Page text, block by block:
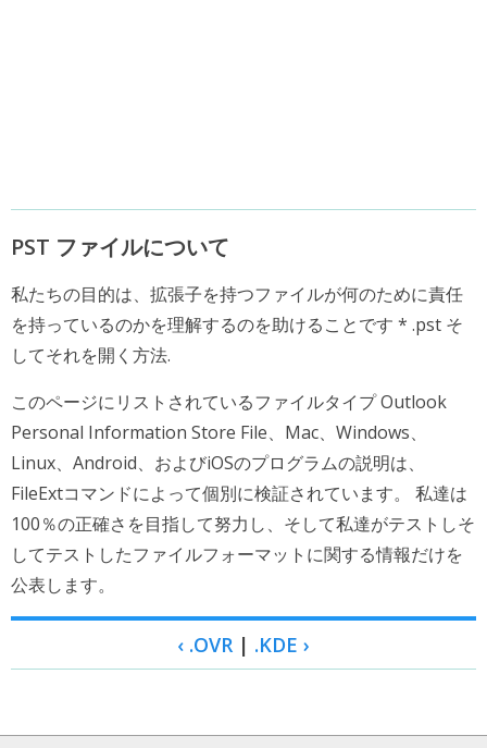
PST ファイルについて
私たちの目的は、拡張子を持つファイルが何のために責任
を持っているのかを理解するのを助けることです * .pst そ
してそれを開く方法.
このページにリストされているファイルタイプ Outlook
Personal Information Store File、Mac、Windows、
Linux、Android、およびiOSのプログラムの説明は、
FileExtコマンドによって個別に検証されています。 私達は
100％の正確さを目指して努力し、そして私達がテストしそ
してテストしたファイルフォーマットに関する情報だけを
公表します。
‹ .OVR | .KDE ›